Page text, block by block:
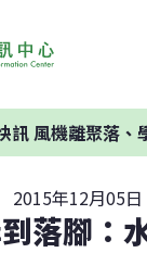
風機離聚落、學
2015年12月05日
落腳：